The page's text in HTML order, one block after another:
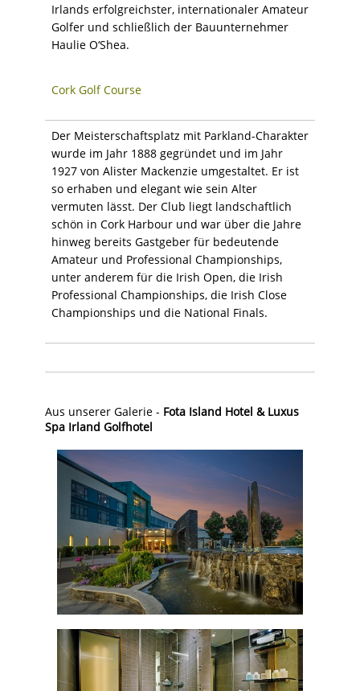
Irlands erfolgreichster, internationaler Amateur
Golfer und schließlich der Bauunternehmer
Haulie O‘Shea.
Cork Golf Course
Der Meisterschaftsplatz mit Parkland-Charakter
wurde im Jahr 1888 gegründet und im Jahr
1927 von Alister Mackenzie umgestaltet. Er ist
so erhaben und elegant wie sein Alter
vermuten lässt. Der Club liegt landschaftlich
schön in Cork Harbour und war über die Jahre
hinweg bereits Gastgeber für bedeutende
Amateur und Professional Championships,
unter anderem für die Irish Open, die Irish
Professional Championships, die Irish Close
Championships und die National Finals.
Aus unserer Galerie - Fota Island Hotel & Luxus
Spa Irland Golfhotel